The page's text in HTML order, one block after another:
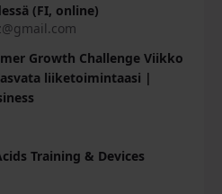
(FI, online)
Growth Challenge Viikko
liiketoimintaasi |
Training & Devices